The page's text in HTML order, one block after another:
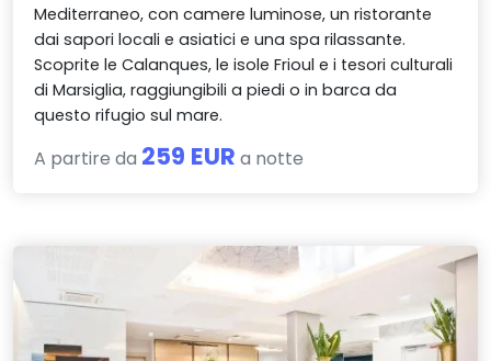
Mediterraneo, con camere luminose, un ristorante
dai sapori locali e asiatici e una spa rilassante.
Scoprite le Calanques, le isole Frioul e i tesori culturali
di Marsiglia, raggiungibili a piedi o in barca da
questo rifugio sul mare.
A partire da 259 EUR a notte